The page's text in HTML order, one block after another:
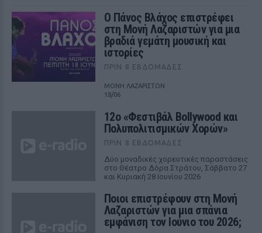
Ο Πάνος Βλάχος επιστρέφει
στη Μονή Λαζαριστών για μια
βραδιά γεμάτη μουσική και
ιστορίες
ΠΡΙΝ 8 ΕΒΔΟΜΆΔΕΣ
ΜΟΝΗ ΛΑΖΑΡΙΣΤΩΝ
18/06
12ο «Φεστιβάλ Bollywood και
Πολυπολιτισμικών Χορών»
ΠΡΙΝ 8 ΕΒΔΟΜΆΔΕΣ
Δύο μοναδικές χορευτικές παραστάσεις
στο Θέατρο Δόρα Στράτου, Σάββατο 27
και Κυριακή 28 Ιουνίου 2026
Ποιοι επιστρέφουν στη Μονή
Λαζαριστών για μια σπάνια
εμφάνιση τον Ιούνιο του 2026;